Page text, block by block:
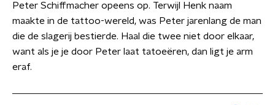
Peter Schiffmacher opeens op. Terwijl Henk naam
maakte in de tattoo-wereld, was Peter jarenlang de man
die de slagerij bestierde. Haal die twee niet door elkaar,
want als je je door Peter laat tatoeëren, dan ligt je arm
eraf.